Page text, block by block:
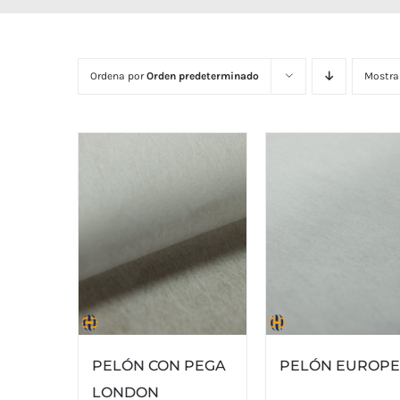
Ordena porOrden predeterminado
PELÓN CON PEGA
LONDON
PELÓN